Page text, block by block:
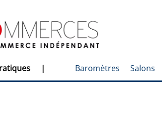
| Baromètres Salons